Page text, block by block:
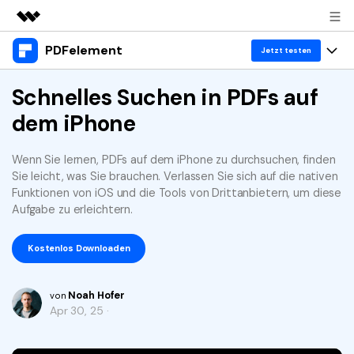
Top-Produkte
Dienstprogramme
Business
Überblick
Über uns
Presseraum
Shop
Support
PDFelement Jetzt testen
Produkte
Desktop
PDFelement für Windows
PDFelement für Mac
PDFelement für iPhone/iPad
PDFelement für Android
Lösungen
Benutzer im Bildungswesen
PDF lesen
PDF kombinieren
Ressourcen
Heiße Themen
Top PDF-Software
How-Tos
Mac-Software
Business
KMU von 1-10p
10p+ Unternehmen
Schnelles Suchen in PDFs auf
dem iPhone
Wenn Sie lernen, PDFs auf dem iPhone zu durchsuchen, finden
Sie leicht, was Sie brauchen. Verlassen Sie sich auf die nativen
Funktionen von iOS und die Tools von Drittanbietern, um diese
Aufgabe zu erleichtern.
Kostenlos Downloaden
von Noah Hofer
Apr 30, 25 ·